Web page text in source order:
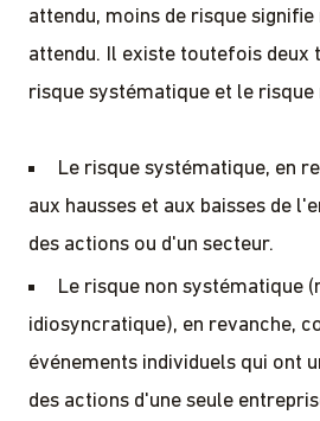
attendu, moins de risque
attendu. Il existe toutefois deux
risque systématique et le risque
Le risque systématique, en
aux hausses et aux baisses de
des actions ou d'un secteur.
Le risque non systématique
idiosyncratique), en revanche,
événements individuels qui ont
des actions d'une seule